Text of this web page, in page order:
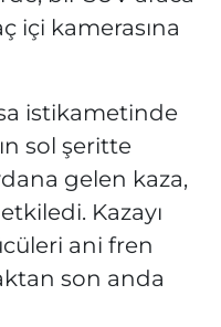
içi kamerasına
istikametinde
sol şeritte
gelen kaza,
Kazayı
ani fren
son anda